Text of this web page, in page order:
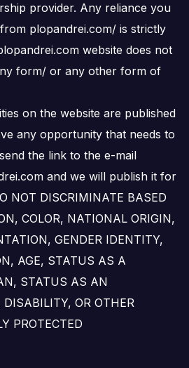
provider. Any reliance you
plopandrei.com/ is strictly
website does not
form/ or any other form of
on the website are published
any opportunity that needs to
the link to the e-mail
and we will publish it for
NOT DISCRIMINATE BASED
COLOR, NATIONAL ORIGIN,
GENDER IDENTITY,
AGE, STATUS AS A
STATUS AS AN
OR OTHER
PROTECTED